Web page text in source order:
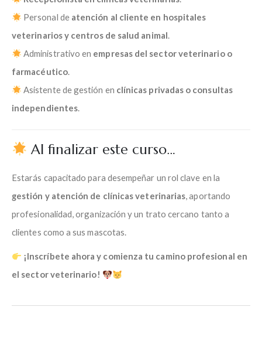
Personal de atención al cliente en hospitales
veterinarios y centros de salud animal.
Administrativo en empresas del sector veterinario o
farmacéutico.
Asistente de gestión en clínicas privadas o consultas
independientes.
Al finalizar este curso…
Estarás capacitado para desempeñar un rol clave en la
gestión y atención de clínicas veterinarias, aportando
profesionalidad, organización y un trato cercano tanto a
clientes como a sus mascotas.
¡Inscríbete ahora y comienza tu camino profesional en
el sector veterinario!